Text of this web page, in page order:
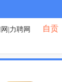
自贡